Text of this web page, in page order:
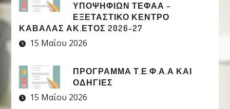
ΥΠΟΨΗΦΙΩΝ ΤΕΦΑΑ –
ΕΞΕΤΑΣΤΙΚΟ ΚΕΝΤΡΟ
ΚΑΒΑΛΑΣ ΑΚ.ΕΤΟΣ 2026-27
15 Μαΐου 2026
ΠΡΟΓΡΑΜΜΑ Τ.Ε.Φ.Α.Α ΚΑΙ
ΟΔΗΓΙΕΣ
15 Μαΐου 2026